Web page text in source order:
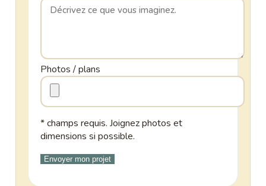
Photos / plans
* champs requis. Joignez photos et
dimensions si possible.
Envoyer mon projet